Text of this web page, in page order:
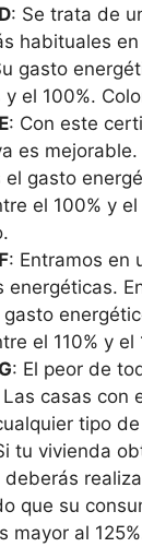
: Se trata de
habituales
gasto
el 100%.
: Con este
es
el gasto
el 100% y el
: Entramos en
energéticas.
el 110% y el
: El peor de
casas con
tipo
tu vivienda
que su
mayor al